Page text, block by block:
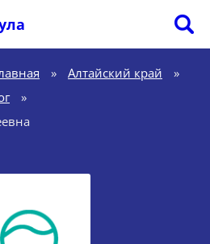
» Алтайский край
»
»